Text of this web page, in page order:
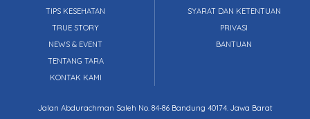
TIPS KESEHATAN
TRUE STORY
NEWS & EVENT
TENTANG TARA
KONTAK KAMI
SYARAT DAN KETENTUAN
PRIVASI
BANTUAN
Jalan Abdurachman Saleh No. 84-86 Bandung 40174. Jawa Barat